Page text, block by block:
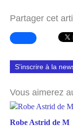
Partager cet
S'inscrire à la
Vous aimerez
Robe Astrid de M